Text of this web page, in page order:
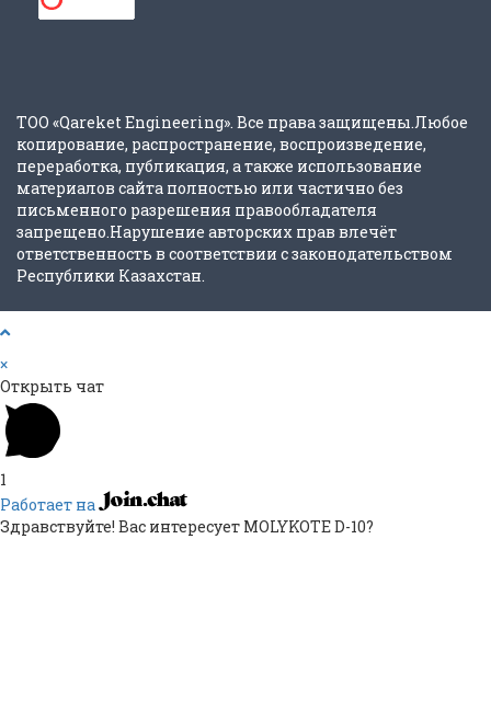
ТОО «Qareket Engineering». Все права защищены.Любое
копирование, распространение, воспроизведение,
переработка, публикация, а также использование
материалов сайта полностью или частично без
письменного разрешения правообладателя
запрещено.Нарушение авторских прав влечёт
ответственность в соответствии с законодательством
Республики Казахстан.
×
Открыть чат
1
Работает на
Здравствуйте! Вас интересует MOLYKOTE D-10?